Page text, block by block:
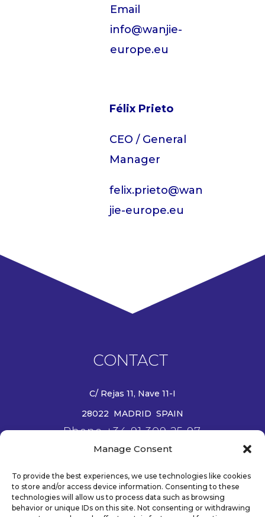
Manage Consent
To provide the best experiences, we use technologies like cookies
to store and/or access device information. Consenting to these
technologies will allow us to process data such as browsing
behavior or unique IDs on this site. Not consenting or withdrawing
Email
info@wanjie-
europe.eu
Félix Prieto
CEO / General
Manager
felix.prieto@wan
jie-europe.eu
CONTACT
C/ Rejas 11, Nave 11-I
28022 MADRID SPAIN
Phone +34 91 309 25 97
Email info@wanjie-europe.eu
www.wanjie-europe.eu